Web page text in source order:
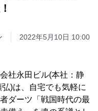
2022年5月10日 10:00
社永田ビル(本社：静
)は、自宅でも気軽に
ダーツ「戦国時代の最